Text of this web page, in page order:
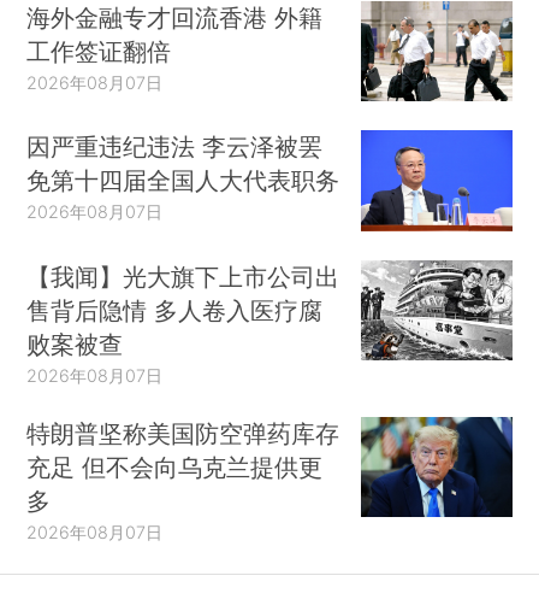
海外金融专才回流香港 外籍
工作签证翻倍
2026年08月07日
因严重违纪违法 李云泽被罢
免第十四届全国人大代表职务
2026年08月07日
【我闻】光大旗下上市公司出
售背后隐情 多人卷入医疗腐
败案被查
2026年08月07日
特朗普坚称美国防空弹药库存
充足 但不会向乌克兰提供更
多
2026年08月07日